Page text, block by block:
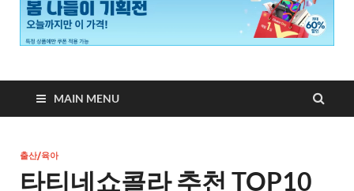
MAIN MENU
출산/육아
타티네쇼콜라 추천 TOP10